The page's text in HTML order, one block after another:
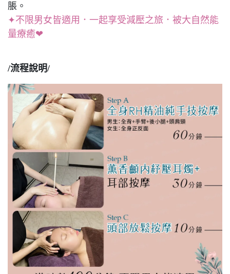
脹。
✦不限男女皆適用．一起享受減壓之旅．被大自然能
量療癒❤
/流程說明/